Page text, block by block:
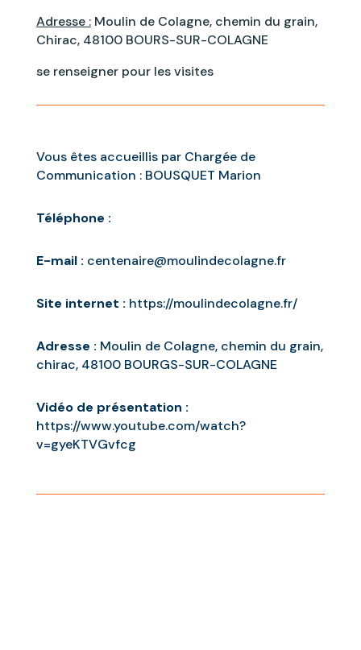
Adresse :Moulin de Colagne, chemin du grain,
Chirac, 48100 BOURS-SUR-COLAGNE
se renseigner pour les visites
Vous êtes accueillis par Chargée de
Communication : BOUSQUET Marion
Téléphone :
E-mail : centenaire@moulindecolagne.fr
Site internet : https://moulindecolagne.fr/
Adresse : Moulin de Colagne, chemin du grain,
chirac, 48100 BOURGS-SUR-COLAGNE
Vidéo de présentation :
https://www.youtube.com/watch?
v=gyeKTVGvfcg